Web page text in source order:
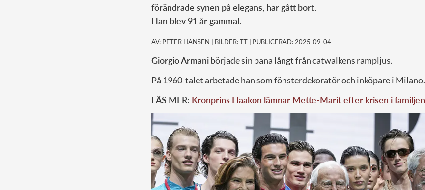
förändrade synen på elegans, har gått bort.
Han blev 91 år gammal.
AV: PETER HANSEN | BILDER: TT | PUBLICERAD: 2025-09-04
Giorgio Armanibörjade sin bana långt från catwalkens rampljus.
På 1960-talet arbetade han som fönsterdekoratör och inköpare i Milano.
LÄS MER: Kronprins Haakon lämnar Mette-Marit efter krisen i familjen